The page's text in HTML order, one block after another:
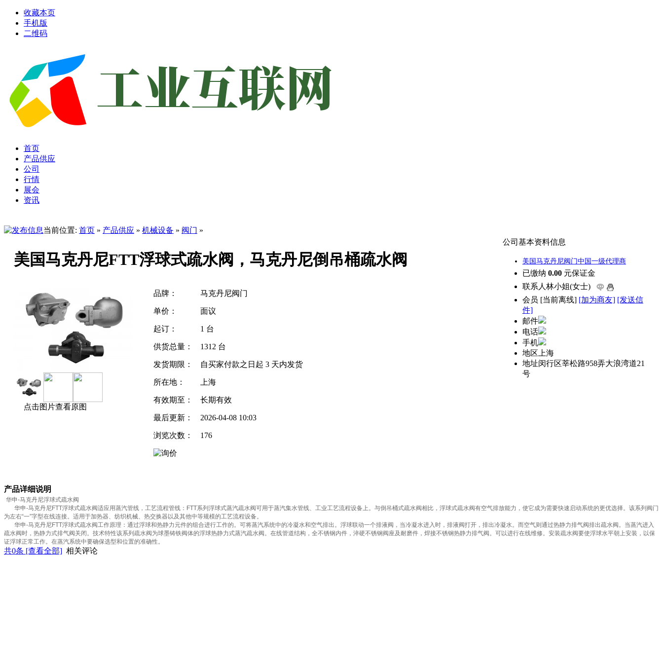
收藏本页
手机版
二维码
首页
产品供应
公司
行情
展会
资讯
当前位置: 首页 » 产品供应 » 机械设备 » 阀门 »
美国马克丹尼FTT浮球式疏水阀，马克丹尼倒吊桶疏水阀
点击图片查看原图
品牌： 马克丹尼阀门
单价： 面议
起订： 1 台
供货总量： 1312 台
发货期限： 自买家付款之日起 3 天内发货
所在地： 上海
有效期至： 长期有效
最后更新： 2026-04-08 10:03
浏览次数： 176
公司基本资料信息
美国马克丹尼阀门中国一级代理商
已缴纳 0.00 元保证金
联系人 林小姐(女士)
会员 [当前离线] [加为商友] [发送信
件]
邮件
电话
手机
地区 上海
地址闵行区莘松路958弄大浪湾道21
号
产品详细说明
华申-马克丹尼浮球式疏水阀
华申-马克丹尼FTT浮球式疏水阀适应用蒸汽管线，工艺流程管线：FTT系列浮球式蒸汽疏水阀可用于蒸汽集水管线、工业工艺流程设备上。与倒吊桶式疏水阀相比，浮球式疏水阀有空气排放能力，使它成为需要快速启动系统的更优选择。该系列阀门
为左右“一”字型在线连接。适用于加热器、纺织机械、热交换器以及其他中等规模的工艺流程设备。
华申-马克丹尼FTT浮球式疏水阀工作原理：通过浮球和热静力元件的组合进行工作的。可将蒸汽系统中的冷凝水和空气排出。浮球联动一个排液阀，当冷凝水进入时，排液阀打开，排出冷凝水。而空气则通过热静力排气阀排出疏水阀。当蒸汽进入
疏水阀时，热静力式排气阀关闭。技术特性该系列疏水阀为球墨铸铁阀体的浮球热静力式蒸汽疏水阀。在线管道结构，全不锈钢内件，淬硬不锈钢阀座及耐磨件，焊接不锈钢热静力排气阀。可以进行在线维修。安装疏水阀要使浮球水平朝上安装，以保
证浮球正常工作。在蒸汽系统中要确保选型和位置的准确性。
共0条 [查看全部] 相关评论